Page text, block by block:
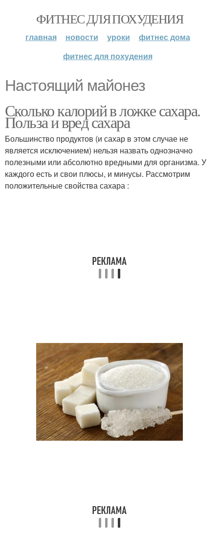
ФИТНЕС ДЛЯ ПОХУДЕНИЯ
главная новости уроки
фитнес дома
фитнес для похудения
Настоящий майонез
Сколько калорий в ложке сахара.
Польза и вред сахара
Большинство продуктов (и сахар в этом случае не
является исключением) нельзя назвать однозначно
полезными или абсолютно вредными для организма. У
каждого есть и свои плюсы, и минусы. Рассмотрим
положительные свойства сахара :